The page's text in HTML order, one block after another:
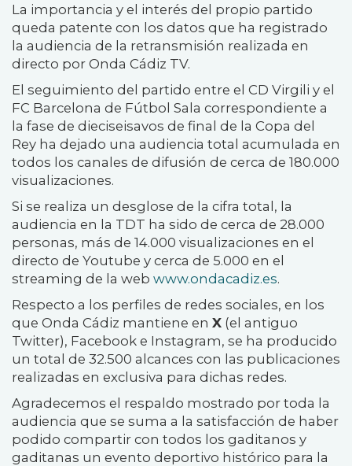
La importancia y el interés del propio partido
queda patente con los datos que ha registrado
la audiencia de la retransmisión realizada en
directo por Onda Cádiz TV.
El seguimiento del partido entre el CD Virgili y el
FC Barcelona de Fútbol Sala correspondiente a
la fase de dieciseisavos de final de la Copa del
Rey ha dejado una audiencia total acumulada en
todos los canales de difusión de cerca de 180.000
visualizaciones.
Si se realiza un desglose de la cifra total, la
audiencia en la TDT ha sido de cerca de 28.000
personas, más de 14.000 visualizaciones en el
directo de Youtube y cerca de 5.000 en el
streaming de la web www.ondacadiz.es.
Respecto a los perfiles de redes sociales, en los
que Onda Cádiz mantiene en X (el antiguo
Twitter), Facebook e Instagram, se ha producido
un total de 32.500 alcances con las publicaciones
realizadas en exclusiva para dichas redes.
Agradecemos el respaldo mostrado por toda la
audiencia que se suma a la satisfacción de haber
podido compartir con todos los gaditanos y
gaditanas un evento deportivo histórico para la